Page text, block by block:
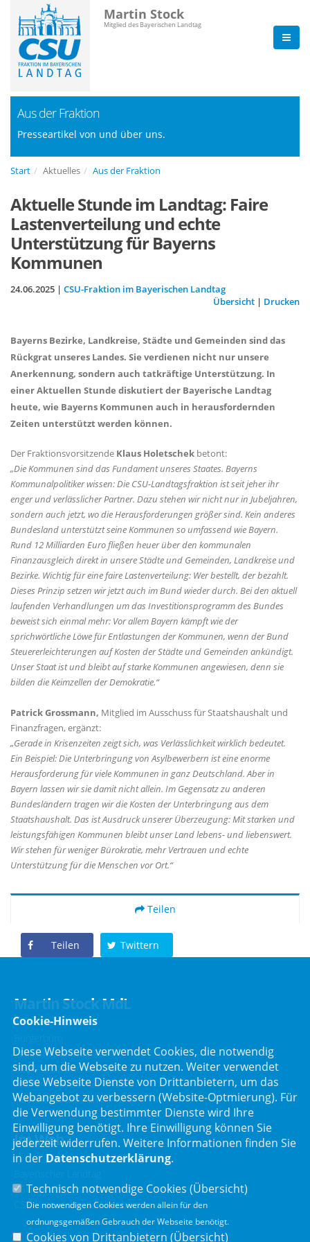
Martin Stock
Mitglied des Bayerischen Landtag
Aus der Fraktion
Presseartikel von und über uns.
Start Aktuelles Aus der Fraktion
Aktuelle Stunde im Landtag: Faire
Lastenverteilung und echte
Unterstützung für Bayerns
Kommunen
24.06.2025 | CSU-Fraktion im Bayerischen Landtag
Übersicht | Drucken
Bayerns Bezirke, Landkreise, Städte und Gemeinden sind das
Rückgrat unseres Landes. Sie verdienen nicht nur unsere
Anerkennung, sondern auch tatkräftige Unterstützung. In
einer Aktuellen Stunde diskutiert der Bayerische Landtag
heute, wie Bayerns Kommunen auch in herausfordernden
Zeiten unterstützt werden können.
Der Fraktionsvorsitzende Klaus Holetschek betont:
Die Kommunen sind das Fundament unseres Staates. Bayerns
Kommunalpolitiker wissen: Die CSU-Landtagsfraktion ist seit jeher ihr
enger und verlässlicher Partner. Dazu stehen wir nicht nur in Jubeljahren,
sondern auch jetzt, wo die Herausforderungen größer sind. Kein anderes
Bundesland unterstützt seine Kommunen so umfassend wie Bayern.
Rund 12 Milliarden Euro fließen heuer über den kommunalen
Finanzausgleich direkt in unsere Städte und Gemeinden, Landkreise und
Bezirke. Wichtig für eine faire Lastenverteilung: Wer bestellt, der bezahlt.
Dieses Prinzip setzen wir jetzt auch im Bund wieder durch. Bei den aktuell
laufenden Verhandlungen um das Investitionsprogramm des Bundes
beweist sich einmal mehr: Vor allem Bayern kämpft wie der
sprichwörtliche Löwe für Entlastungen der Kommunen, wenn der Bund
Steuererleichterungen auf Kosten der Städte und Gemeinden ankündigt.
Unser Staat ist und bleibt auf starke Kommunen angewiesen, denn sie
bilden die Keimzellen der Demokratie.“
Patrick Grossmann, Mitglied im Ausschuss für Staatshaushalt und
Finanzfragen, ergänzt:
Gerade in Krisenzeiten zeigt sich, was Verlässlichkeit wirklich bedeutet.
Ein Beispiel: Die Unterbringung von Asylbewerbern ist eine enorme
Herausforderung für viele Kommunen in ganz Deutschland. Aber in
Bayern lassen wir sie damit nicht allein. Im Gegensatz zu anderen
Bundesländern tragen wir die Kosten der Unterbringung aus dem
Staatshaushalt. Das ist Ausdruck unserer Überzeugung: Mit starken und
leistungsfähigen Kommunen bleibt unser Land lebens- und liebenswert.
Wir stehen für weniger Bürokratie, mehr Vertrauen und echte
Unterstützung für die Menschen vor Ort.“
Teilen
Teilen Twittern
Martin Stock MdL
Bürgerbüro
Schafbrückenweg 10
63834 Sulzbach am Main
Telefon :06028 / 217 496 0
Telefax : 06028 / 217 496 9
Im Web
CSU Landtagsfraktion
CSU Kreisverband Miltenberg
Cookie-Hinweis
Diese Webseite verwendet Cookies, die notwendig
sind, um die Webseite zu nutzen. Weiter verwendet
diese Webseite Dienste von Drittanbietern, um das
Webangebot zu verbessern (Website-Optmierung). Für
die Verwendung bestimmter Dienste wird Ihre
Einwilligung benötigt. Ihre Einwilligung können Sie
jederzeit widerrufen. Weitere Informationen finden Sie
in der Datenschutzerklärung.
Technisch notwendige Cookies (Übersicht)
Die notwendigen Cookies werden allein für den
ordnungsgemäßen Gebrauch der Webseite benötigt.
Cookies von Drittanbietern (Übersicht)